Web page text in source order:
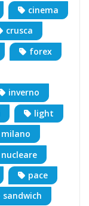
cinema
crusca
forex
inverno
light
milano
nucleare
pace
sandwich